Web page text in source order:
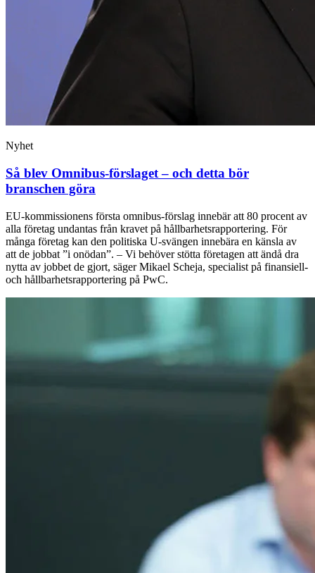
Nyhet
Så blev Omnibus-förslaget – och detta bör
branschen göra
EU-kommissionens första omnibus-förslag innebär att 80 procent av
alla företag undantas från kravet på hållbarhetsrapportering. För
många företag kan den politiska U-svängen innebära en känsla av
att de jobbat ”i onödan”. – Vi behöver stötta företagen att ändå dra
nytta av jobbet de gjort, säger Mikael Scheja, specialist på finansiell-
och hållbarhetsrapportering på PwC.